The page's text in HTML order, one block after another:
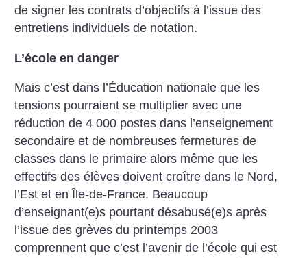
de signer les contrats d’objectifs à l’issue des
entretiens individuels de notation.
L’école en danger
Mais c’est dans l’Éducation nationale que les
tensions pourraient se multiplier avec une
réduction de 4 000 postes dans l’enseignement
secondaire et de nombreuses fermetures de
classes dans le primaire alors même que les
effectifs des élèves doivent croître dans le Nord,
l’Est et en Île-de-France. Beaucoup
d’enseignant(e)s pourtant désabusé(e)s après
l’issue des grèves du printemps 2003
comprennent que c’est l’avenir de l’école qui est